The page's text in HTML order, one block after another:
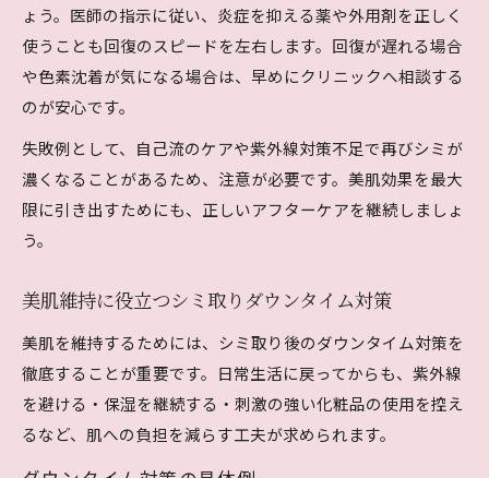
ょう。医師の指示に従い、炎症を抑える薬や外用剤を正しく
使うことも回復のスピードを左右します。回復が遅れる場合
や色素沈着が気になる場合は、早めにクリニックへ相談する
のが安心です。
失敗例として、自己流のケアや紫外線対策不足で再びシミが
濃くなることがあるため、注意が必要です。美肌効果を最大
限に引き出すためにも、正しいアフターケアを継続しましょ
う。
美肌維持に役立つシミ取りダウンタイム対策
美肌を維持するためには、シミ取り後のダウンタイム対策を
徹底することが重要です。日常生活に戻ってからも、紫外線
を避ける・保湿を継続する・刺激の強い化粧品の使用を控え
るなど、肌への負担を減らす工夫が求められます。